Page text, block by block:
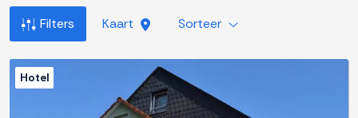
Filters Kaart Sorteer
Hotel